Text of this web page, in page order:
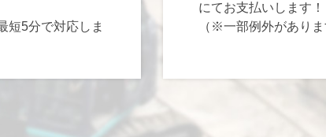
短5分で対応しま
にてお支払いします！
（※一部例外がありま